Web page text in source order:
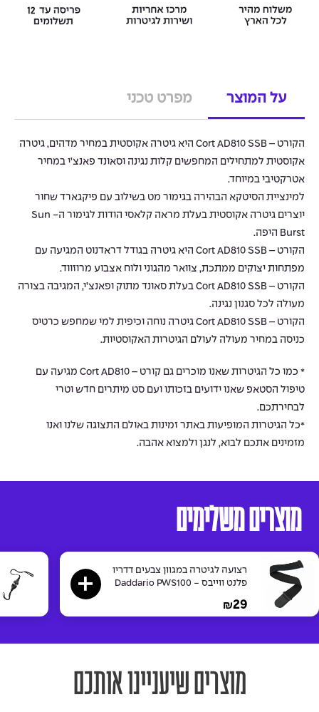
על המוצר מפרט טכני
הקורט – Cort AD810 SSB היא גיטרה אקוסטית במחיר מדהים, גיטרה
אקוסטית למתחילים המחפשים קלות נגינה וסאונד פאנצ’י במחיר
אטרקטיבי במיוחד.
למינציית הסיטקא הבהירה בגימור מט בשילוב עם פיקגארד שחור
יוצרים גיטרה אקוסטית בעלת מראה קלאסי הודות לגימור ה- Sun
Burst היפה.
הקורט – Cort AD810 SSB היא גיטרה בגודל דראדנוט המגיעה עם
מפתחות יצוקים ממתכת, צוואר מהגוני ולוח אצבוע מרוזווד.
הקורט – Cort AD810 SSB בעלת סאונד מתוק ופאנצ’י, המגיבה בצורה
מעולה לכל סגנון נגינה.
הקורט – Cort AD810 SSB גיטרה נוחה וכיפית למי שמחפש כרטיס
כניסה במחיר מעולה לעולם הגיטרות האקוסטיות.
* כמו כל הגיטרות שאנו מוכרים גם קורט – Cort AD810 מגיעה עם
טיפול הסטאפ שאנו ידועים בזכותו ועם סט מיתרים חדש וטרי
לבחירתכם.
*כל הגיטרות המופיעות באתר זמינות באולם התצוגה שלנו ואנו
מזמינים אתכם לבוא, לנגן ולמצוא אהבה.
מוצרים משלימים
רצועה לגיטרה במגוון צבעים דדריו
פלנט ווייבס - Daddario PWS100
₪29
מוצרים שיעניינו אותכם